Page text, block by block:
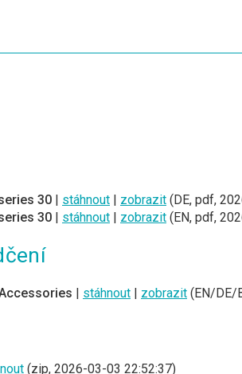
30 | stáhnout | zobrazit (DE, pdf,
30 | stáhnout | zobrazit (EN, pdf,
| stáhnout | zobrazit (EN/DE/
(zip, 2026-03-03 22:52:37)